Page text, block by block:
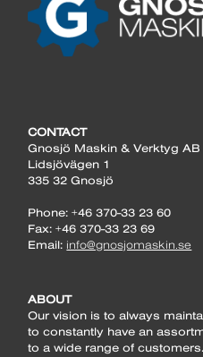
CONTACT
Gnosjö Maskin & Verktyg AB
Lidsjövägen 1
335 32 Gnosjö
Phone: +46 370-33 23 60
Fax: +46 370-33 23 69
Email: info@gnosjomaskin.se
ABOUT
Our vision is to always
to constantly have an
to a wide range of